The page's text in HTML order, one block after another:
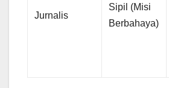
Jurnalis
Sipil (Misi
Berbahaya)